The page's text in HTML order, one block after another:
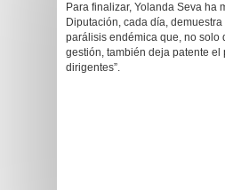
Para finalizar, Yolanda Seva ha
Diputación, cada día,
parálisis endémica que, no solo
gestión, también deja patente el
dirigentes”.